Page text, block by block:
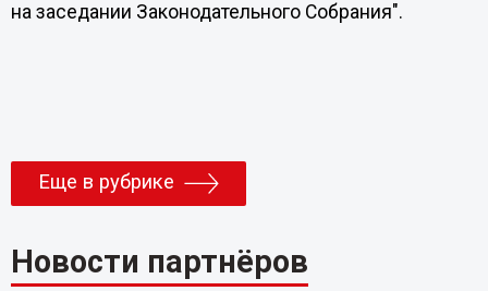
на заседании Законодательного Собрания".
Еще в рубрике
Новости партнёров